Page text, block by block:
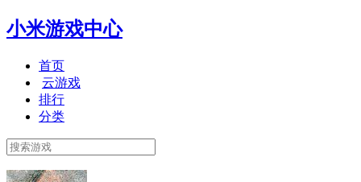
小米游戏中心
首页
云游戏
排行
分类